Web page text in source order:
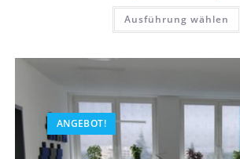
Ausführung wählen
ANGEBOT!